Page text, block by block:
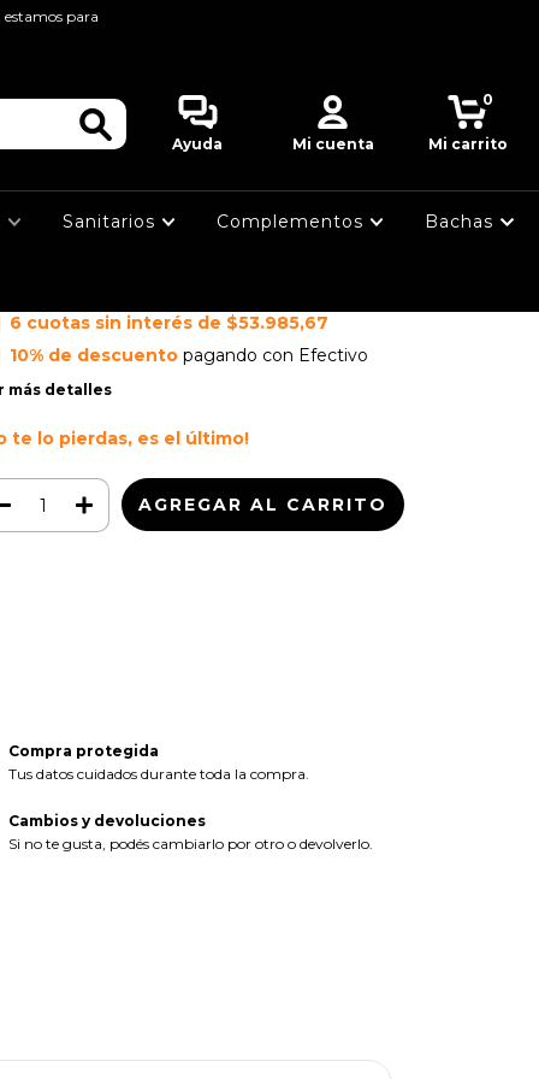
estamos para
Ayuda Mi cuenta Mi carrito
0
Sanitarios Complementos Bachas
FV PAMPA KIT
COMPLETO
6 cuotas sin interés de $53.985,67
10% de descuentopagando con Efectivo
más detalles
te lo pierdas, es el último!
Compra protegida
Tus datos cuidados durante toda la compra.
Cambios y devoluciones
Si no te gusta, podés cambiarlo por otro o devolverlo.